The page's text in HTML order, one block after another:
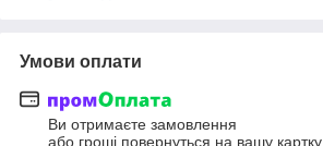
Умови оплати
Ви отримаєте замовлення
або гроші повернуться на вашу картку